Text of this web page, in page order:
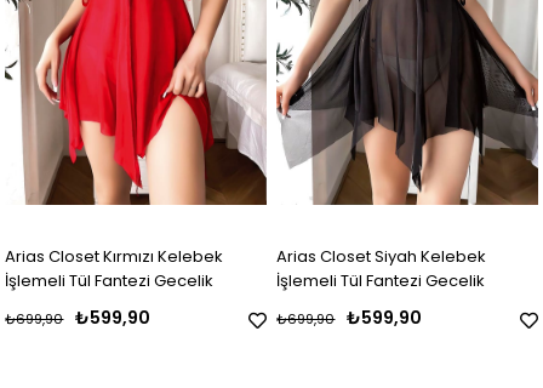
Arias Closet Kırmızı Kelebek
İşlemeli Tül Fantezi Gecelik
₺599,90
₺699,90
Arias Closet Siyah Kelebek
İşlemeli Tül Fantezi Gecelik
₺599,90
₺699,90